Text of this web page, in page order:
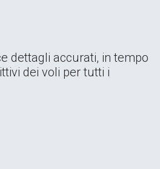
dettagli accurati, in tempo
dei voli per tutti i